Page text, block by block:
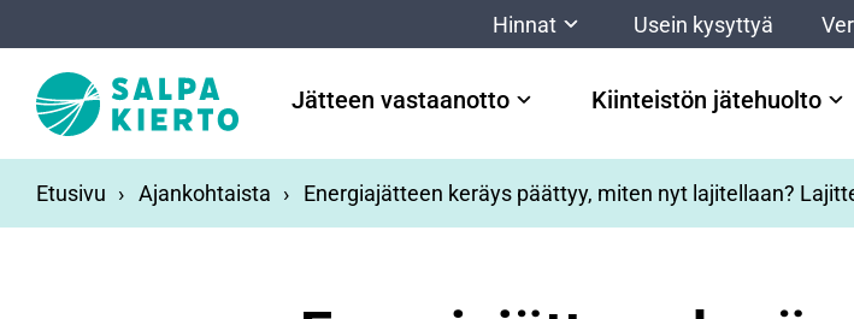
Hinnat Usein kysyttyä
Jätteen vastaanotto Kiinteistön jätehuolto
Etusivu Ajankohtaista Energiajätteen keräys päättyy, miten nyt lajitellaan?